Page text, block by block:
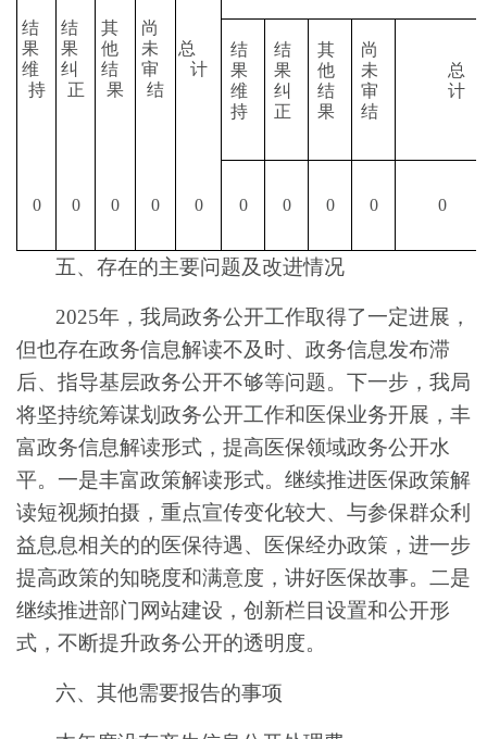
结
果
维
持
结
果
纠
正
其
他
结
果
尚
未
审
结
总
计
结
果
维
持
结
果
纠
正
其
他
结
果
尚
未
审
结
总
计
0 0 0 0 0 0 0 0 0 0
五、 存在的主要问题及改进情况
2025年，我局政务公开工作取得了一定进展，
但也存在政务信息解读不及时、政务信息发布滞
后、指导基层政务公开不够等问题。下一步，我局
将坚持统筹谋划政务公开工作和医保业务开展，丰
富政务信息解读形式，提高医保领域政务公开水
平。一是丰富政策解读形式。继续推进医保政策解
读短视频拍摄，重点宣传变化较大、与参保群众利
益息息相关的的医保待遇、医保经办政策，进一步
提高政策的知晓度和满意度，讲好医保故事。二是
继续推进部门网站建设，创新栏目设置和公开形
式，不断提升政务公开的透明度。
六、其他需要报告的事项